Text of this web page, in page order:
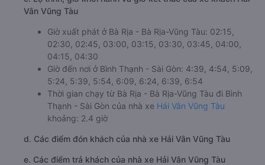
Vân Vũng Tàu
Giờ xuất phát ở Bà Rịa - Bà Rịa-Vũng Tàu: 02:15,
02:30, 02:45, 03:00, 03:15, 03:30, 03:45, 04:00,
04:15, 04:30
Giờ đến nơi ở Bình Thạnh - Sài Gòn: 4:39, 4:54, 5:09,
5:24, 5:39, 5:54, 6:09, 6:24, 6:39, 6:54
Thời gian chạy từ Bà Rịa - Bà Rịa-Vũng Tàu đi Bình
Thạnh - Sài Gòn của nhà xe Hải Vân Vũng Tàu
khoảng: 2.4 giờ
d. Các điểm đón khách của nhà xe Hải Vân Vũng Tàu
e. Các điểm trả khách của nhà xe Hải Vân Vũng Tàu